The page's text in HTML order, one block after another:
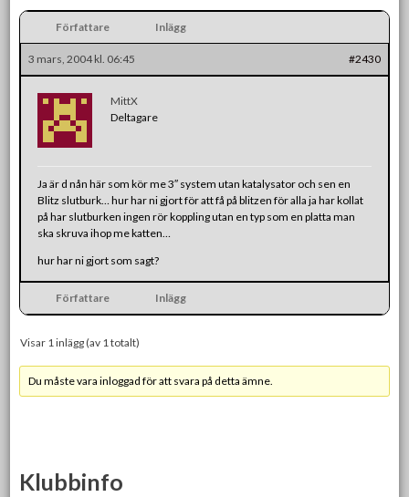
Författare Inlägg
3 mars, 2004 kl. 06:45 #2430
MittX
Deltagare
Ja är d nån här som kör me 3″ system utan katalysator och sen en
Blitz slutburk… hur har ni gjort för att få på blitzen för alla ja har kollat
på har slutburken ingen rör koppling utan en typ som en platta man
ska skruva ihop me katten…
hur har ni gjort som sagt?
Författare Inlägg
Visar 1 inlägg (av 1 totalt)
Du måste vara inloggad för att svara på detta ämne.
Klubbinfo